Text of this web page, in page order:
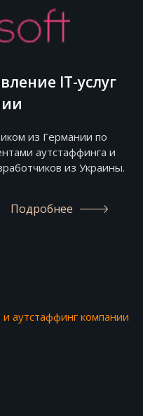
IT-услуг
из Германии по
аутстаффинга и
из Украины.
Подробнее
аутстаффинг компании